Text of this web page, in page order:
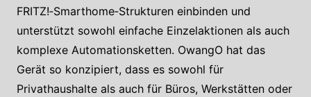
FRITZ!‑Smarthome‑Strukturen einbinden und
unterstützt sowohl einfache Einzelaktionen als auch
komplexe Automationsketten. OwangO hat das
Gerät so konzipiert, dass es sowohl für
Privathaushalte als auch für Büros, Werkstätten oder